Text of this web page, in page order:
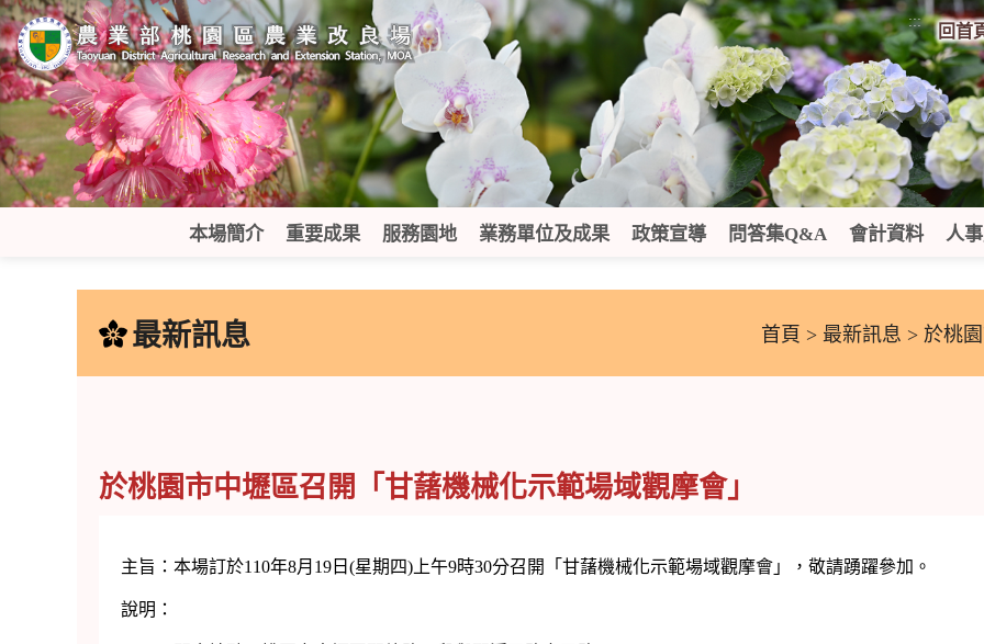
跳
到
主
要
內
容
區
塊
:::
回首
本場簡介 重要成果 服務園地 業務單位及成果 政策宣導 問答集Q&A 會計資料 人
最新訊息 首頁 > 最新訊息 > 於桃
於桃園市中壢區召開「甘藷機械化示範場域觀摩會」
主旨：本場訂於110年8月19日(星期四)上午9時30分召開「甘藷機械化示範場域觀摩會」，敬請踴躍參加。
說明：